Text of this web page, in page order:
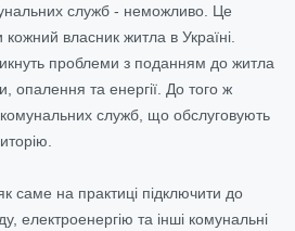
служб - неможливо. Це
власник житла в Україні.
проблеми з поданням до житла
опалення та енергії. До того ж
комунальних служб, що обслуговують
саме на практиці підключити до
електроенергію та інші комунальні